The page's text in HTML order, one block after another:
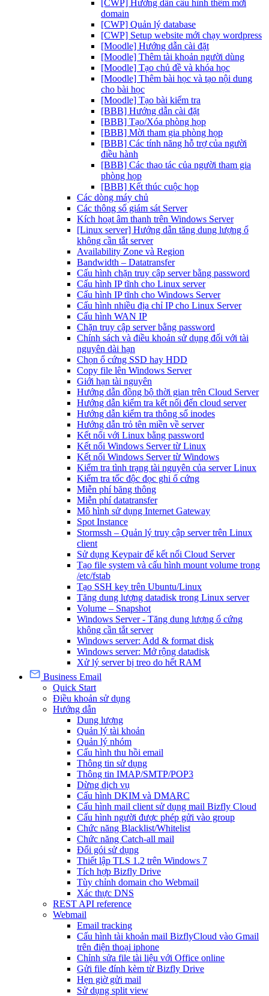
[CWP] Hướng dẫn cấu hình thêm mới
domain
[CWP] Quản lý database
[CWP] Setup website mới chạy wordpress
[Moodle] Hướng dẫn cài đặt
[Moodle] Thêm tài khoản người dùng
[Moodle] Tạo chủ đề và khóa học
[Moodle] Thêm bài học và tạo nội dung
cho bài học
[Moodle] Tạo bài kiểm tra
[BBB] Hướng dẫn cài đặt
[BBB] Tạo/Xóa phòng họp
[BBB] Mời tham gia phòng họp
[BBB] Các tính năng hỗ trợ của người
điều hành
[BBB] Các thao tác của người tham gia
phòng họp
[BBB] Kết thúc cuộc họp
Các dòng máy chủ
Các thông số giám sát Server
Kích hoạt âm thanh trên Windows Server
[Linux server] Hướng dẫn tăng dung lượng ổ
không cần tắt server
Availability Zone và Region
Bandwidth – Datatransfer
Cấu hình chặn truy cập server bằng password
Cấu hình IP tĩnh cho Linux server
Cấu hình IP tĩnh cho Windows Server
Cấu hình nhiều địa chỉ IP cho Linux Server
Cấu hình WAN IP
Chặn truy cập server bằng password
Chính sách và điều khoản sử dụng đối với tài
nguyên dài hạn
Chọn ổ cứng SSD hay HDD
Copy file lên Windows Server
Giới hạn tài nguyên
Hướng dẫn đồng bộ thời gian trên Cloud Server
Hướng dẫn kiểm tra kết nối đến cloud server
Hướng dẫn kiểm tra thông số inodes
Hướng dẫn trỏ tên miền về server
Kết nối với Linux bằng password
Kết nối Windows Server từ Linux
Kết nối Windows Server từ Windows
Kiểm tra tình trạng tài nguyên của server Linux
Kiểm tra tốc độc đọc ghi ổ cứng
Miễn phí băng thông
Miễn phí datatransfer
Mô hình sử dụng Internet Gateway
Spot Instance
Stormssh – Quản lý truy cập server trên Linux
client
Sử dụng Keypair để kết nối Cloud Server
Tạo file system và cấu hình mount volume trong
/etc/fstab
Tạo SSH key trên Ubuntu/Linux
Tăng dung lượng datadisk trong Linux server
Volume – Snapshot
Windows Server - Tăng dung lượng ổ cứng
không cần tắt server
Windows server: Add & format disk
Windows server: Mở rộng datadisk
Xử lý server bị treo do hết RAM
Business Email
Quick Start
Điều khoản sử dụng
Hướng dẫn
Dung lượng
Quản lý tài khoản
Quản lý nhóm
Cấu hình thu hồi email
Thông tin sử dụng
Thông tin IMAP/SMTP/POP3
Dừng dịch vụ
Cấu hình DKIM và DMARC
Cấu hình mail client sử dụng mail Bizfly Cloud
Cấu hình người được phép gửi vào group
Chức năng Blacklist/Whitelist
Chức năng Catch-all mail
Đổi gói sử dụng
Thiết lập TLS 1.2 trên Windows 7
Tích hợp Bizfly Drive
Tùy chỉnh domain cho Webmail
Xác thực DNS
REST API reference
Webmail
Email tracking
Cấu hình tài khoản mail BizflyCloud vào Gmail
trên điện thoại iphone
Chỉnh sửa file tài liệu với Office online
Gửi file đính kèm từ Bizfly Drive
Hẹn giờ gửi mail
Sử dụng split view